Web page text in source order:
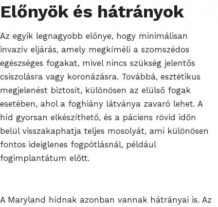
Előnyök és hátrányok
Az egyik legnagyobb előnye, hogy minimálisan
invazív eljárás, amely megkíméli a szomszédos
egészséges fogakat, mivel nincs szükség jelentős
csiszolásra vagy koronázásra. Továbbá, esztétikus
megjelenést biztosít, különösen az elülső fogak
esetében, ahol a foghiány látványa zavaró lehet. A
híd gyorsan elkészíthető, és a páciens rövid időn
belül visszakaphatja teljes mosolyát, ami különösen
fontos ideiglenes fogpótlásnál, például
fogimplantátum előtt.
A Maryland hídnak azonban vannak hátrányai is. Az